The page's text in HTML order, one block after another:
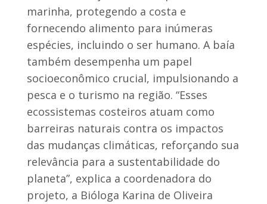
marinha, protegendo a costa e
fornecendo alimento para inúmeras
espécies, incluindo o ser humano. A baía
também desempenha um papel
socioeconômico crucial, impulsionando a
pesca e o turismo na região. “Esses
ecossistemas costeiros atuam como
barreiras naturais contra os impactos
das mudanças climáticas, reforçando sua
relevância para a sustentabilidade do
planeta”, explica a coordenadora do
projeto, a Bióloga Karina de Oliveira